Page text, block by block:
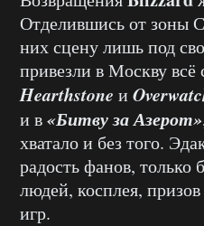
Отделившись от зоны
них сцену лишь под
привезли в Москву всё
Hearthstone и
и в«Битву за Азерот»
хватало и без того.
радость фанов, только
людей, косплея,
игр.